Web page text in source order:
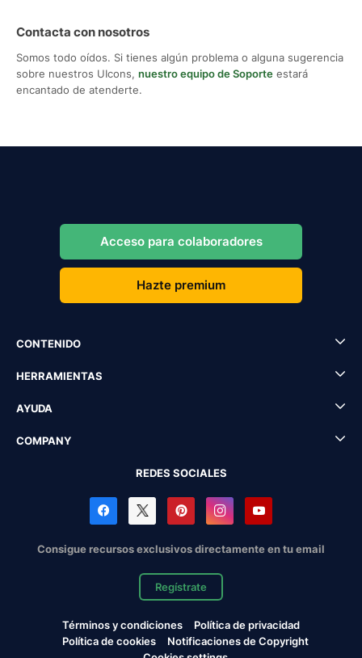
Contacta con nosotros
Somos todo oídos. Si tienes algún problema o alguna sugerencia
sobre nuestros UIcons, nuestro equipo de Soporte estará
encantado de atenderte.
Acceso para colaboradores
Hazte premium
CONTENIDO
HERRAMIENTAS
AYUDA
COMPANY
REDES SOCIALES
Consigue recursos exclusivos directamente en tu email
Regístrate
Términos y condiciones
Política de privacidad
Política de cookies
Notificaciones de Copyright